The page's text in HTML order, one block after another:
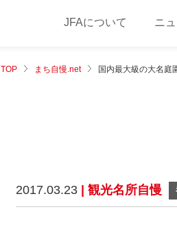
JFAについて ニ
TOP まち自慢.net 国内最大級の大名庭
2017.03.23 | 観光名所自慢